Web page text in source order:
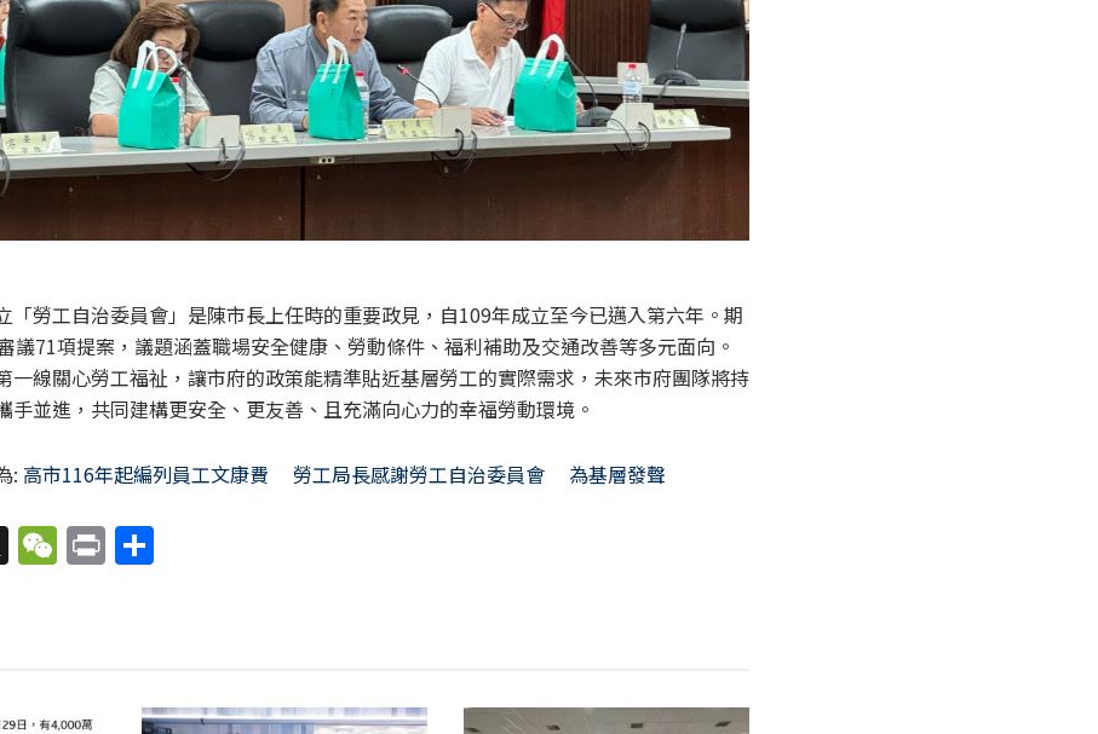
「勞工自治委員會」是陳市長上任時的重要政見，自109年成立至今已邁入第六年。期
議71項提案，議題涵蓋職場安全健康、勞動條件、福利補助及交通改善等多元面向。
一線關心勞工福祉，讓市府的政策能精準貼近基層勞工的實際需求，未來市府團隊將持
手並進，共同建構更安全、更友善、且充滿向心力的幸福勞動環境。
: 高市116年起編列員工文康費 勞工局長感謝勞工自治委員會 為基層發聲
X W
e
P
ri